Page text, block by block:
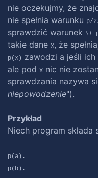
nie oczekujmy, że
nie spełnia warunku p/2
sprawdzić warunek \+
takie dane X, że
p(X) zawodzi a jeśli ich
ale pod X nic nie
sprawdzania nazywa
niepowodzenie").
Przykład
Niech program
p(a).
p(b).